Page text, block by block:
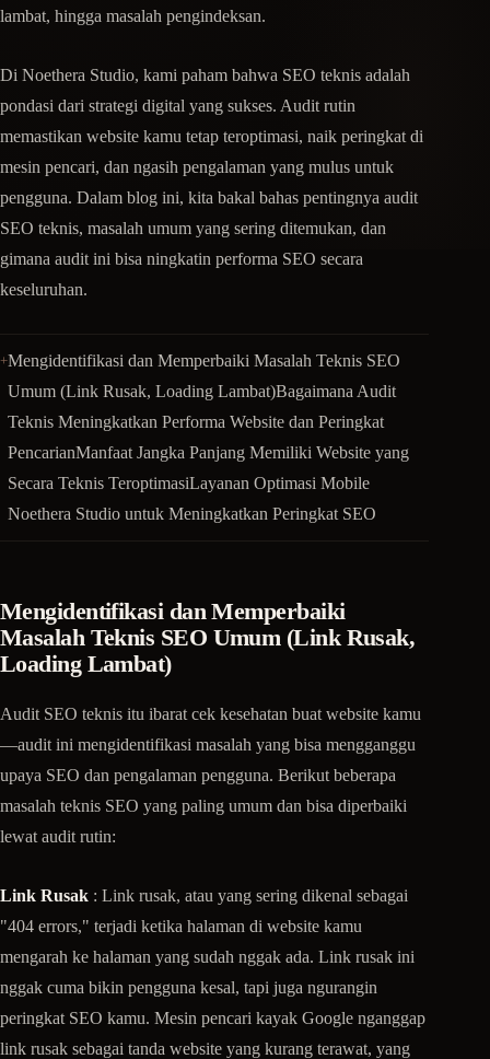
lambat, hingga masalah pengindeksan.
Di Noethera Studio, kami paham bahwa SEO teknis adalah
pondasi dari strategi digital yang sukses. Audit rutin
memastikan website kamu tetap teroptimasi, naik peringkat di
mesin pencari, dan ngasih pengalaman yang mulus untuk
pengguna. Dalam blog ini, kita bakal bahas pentingnya audit
SEO teknis, masalah umum yang sering ditemukan, dan
gimana audit ini bisa ningkatin performa SEO secara
keseluruhan.
Mengidentifikasi dan Memperbaiki Masalah Teknis SEO
Umum (Link Rusak, Loading Lambat)Bagaimana Audit
Teknis Meningkatkan Performa Website dan Peringkat
PencarianManfaat Jangka Panjang Memiliki Website yang
Secara Teknis TeroptimasiLayanan Optimasi Mobile
Noethera Studio untuk Meningkatkan Peringkat SEO
Mengidentifikasi dan Memperbaiki
Masalah Teknis SEO Umum (Link Rusak,
Loading Lambat)
Audit SEO teknis itu ibarat cek kesehatan buat website kamu
—audit ini mengidentifikasi masalah yang bisa mengganggu
upaya SEO dan pengalaman pengguna. Berikut beberapa
masalah teknis SEO yang paling umum dan bisa diperbaiki
lewat audit rutin:
Link Rusak : Link rusak, atau yang sering dikenal sebagai
"404 errors," terjadi ketika halaman di website kamu
mengarah ke halaman yang sudah nggak ada. Link rusak ini
nggak cuma bikin pengguna kesal, tapi juga ngurangin
peringkat SEO kamu. Mesin pencari kayak Google nganggap
link rusak sebagai tanda website yang kurang terawat, yang